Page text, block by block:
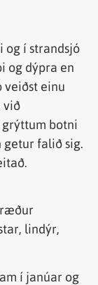
og í strandsjó
og dýpra en
veiðst einu
við
grýttum botni
getur falið sig.
ræður
lindýr,
í janúar og